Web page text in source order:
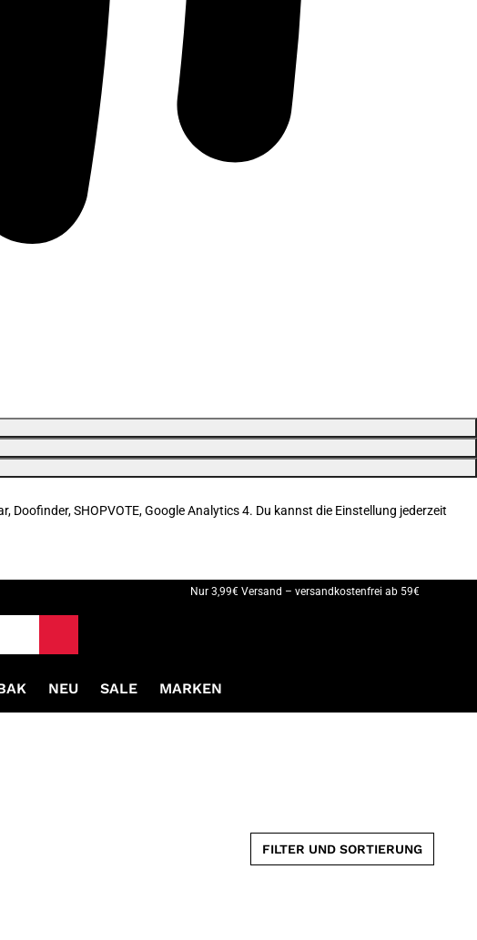
Doofinder, SHOPVOTE, Google Analytics 4. Du kannst die Einstellung jederzeit
Nur 3,99€ Versand – versandkostenfrei ab 59€
NEU SALE MARKEN
FILTER UND SORTIERUNG